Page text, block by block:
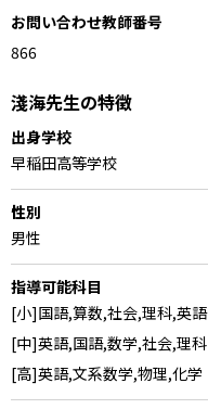
お問い合わせ教師番号
1181661
淺海先生の特徴
出身学校
早稲田高等学校
性別
男性
指導可能科目
[小]国語,算数,社会,理科,英語
[中]英語,国語,数学,社会,理科
[高]英語,文系数学,物理,化学